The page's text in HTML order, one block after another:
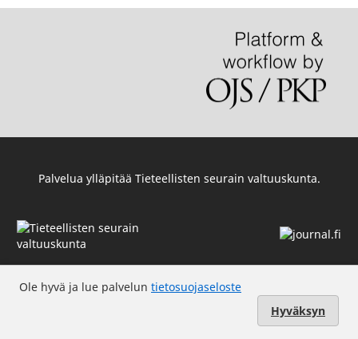
Ole hyvä ja lue palvelun tietosuojaseloste
Hyväksyn
Palvelua ylläpitää Tieteellisten seurain valtuuskunta.